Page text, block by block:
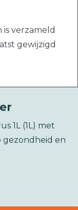
verzameld
gewijzigd
1L (1L) met
en